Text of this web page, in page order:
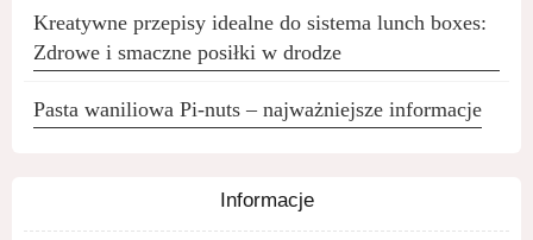
Kreatywne przepisy idealne do sistema lunch boxes:
Zdrowe i smaczne posiłki w drodze
Pasta waniliowa Pi-nuts – najważniejsze informacje
Informacje